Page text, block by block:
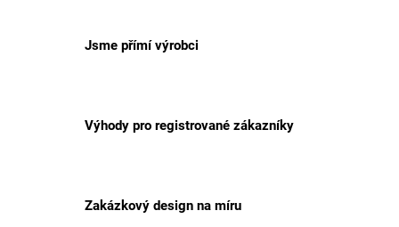
Jsme přímí výrobci
Výhody pro registrované zákazníky
Zakázkový design na míru